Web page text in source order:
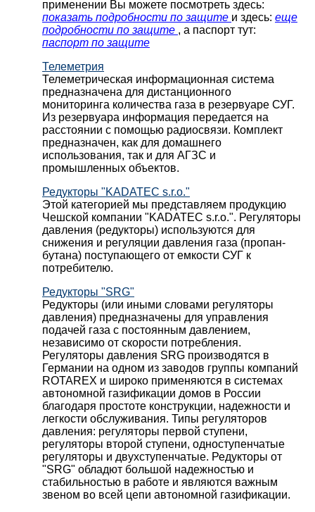
применении Вы можете посмотреть здесь:
показать подробности по защите и здесь: еще
подробности по защите , а паспорт тут:
паспорт по защите
Телеметрия
Телеметрическая информационная система
предназначена для дистанционного
мониторинга количества газа в резервуаре СУГ.
Из резервуара информация передается на
расстоянии с помощью радиосвязи. Комплект
предназначен, как для домашнего
использования, так и для АГЗС и
промышленных объектов.
Редукторы "KADATEC s.r.o."
Этой категорией мы представляем продукцию
Чешской компании "KADATEC s.r.o.". Регуляторы
давления (редукторы) используются для
снижения и регуляции давления газа (пропан-
бутана) поступающего от емкости СУГ к
потребителю.
Редукторы "SRG"
Редукторы (или иными словами регуляторы
давления) предназначены для управления
подачей газа с постоянным давлением,
независимо от скорости потребления.
Регуляторы давления SRG производятся в
Германии на одном из заводов группы компаний
ROTAREX и широко применяются в системах
автономной газификации домов в России
благодаря простоте конструкции, надежности и
легкости обслуживания. Типы регуляторов
давления: регуляторы первой ступени,
регуляторы второй ступени, одноступенчатые
регуляторы и двухступенчатые. Редукторы от
"SRG" обладют большой надежностью и
стабильностью в работе и являются важным
звеном во всей цепи автономной газификации.